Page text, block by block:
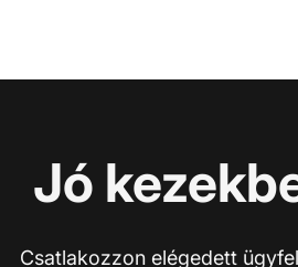
Jó
Csatlakozzon elégedett